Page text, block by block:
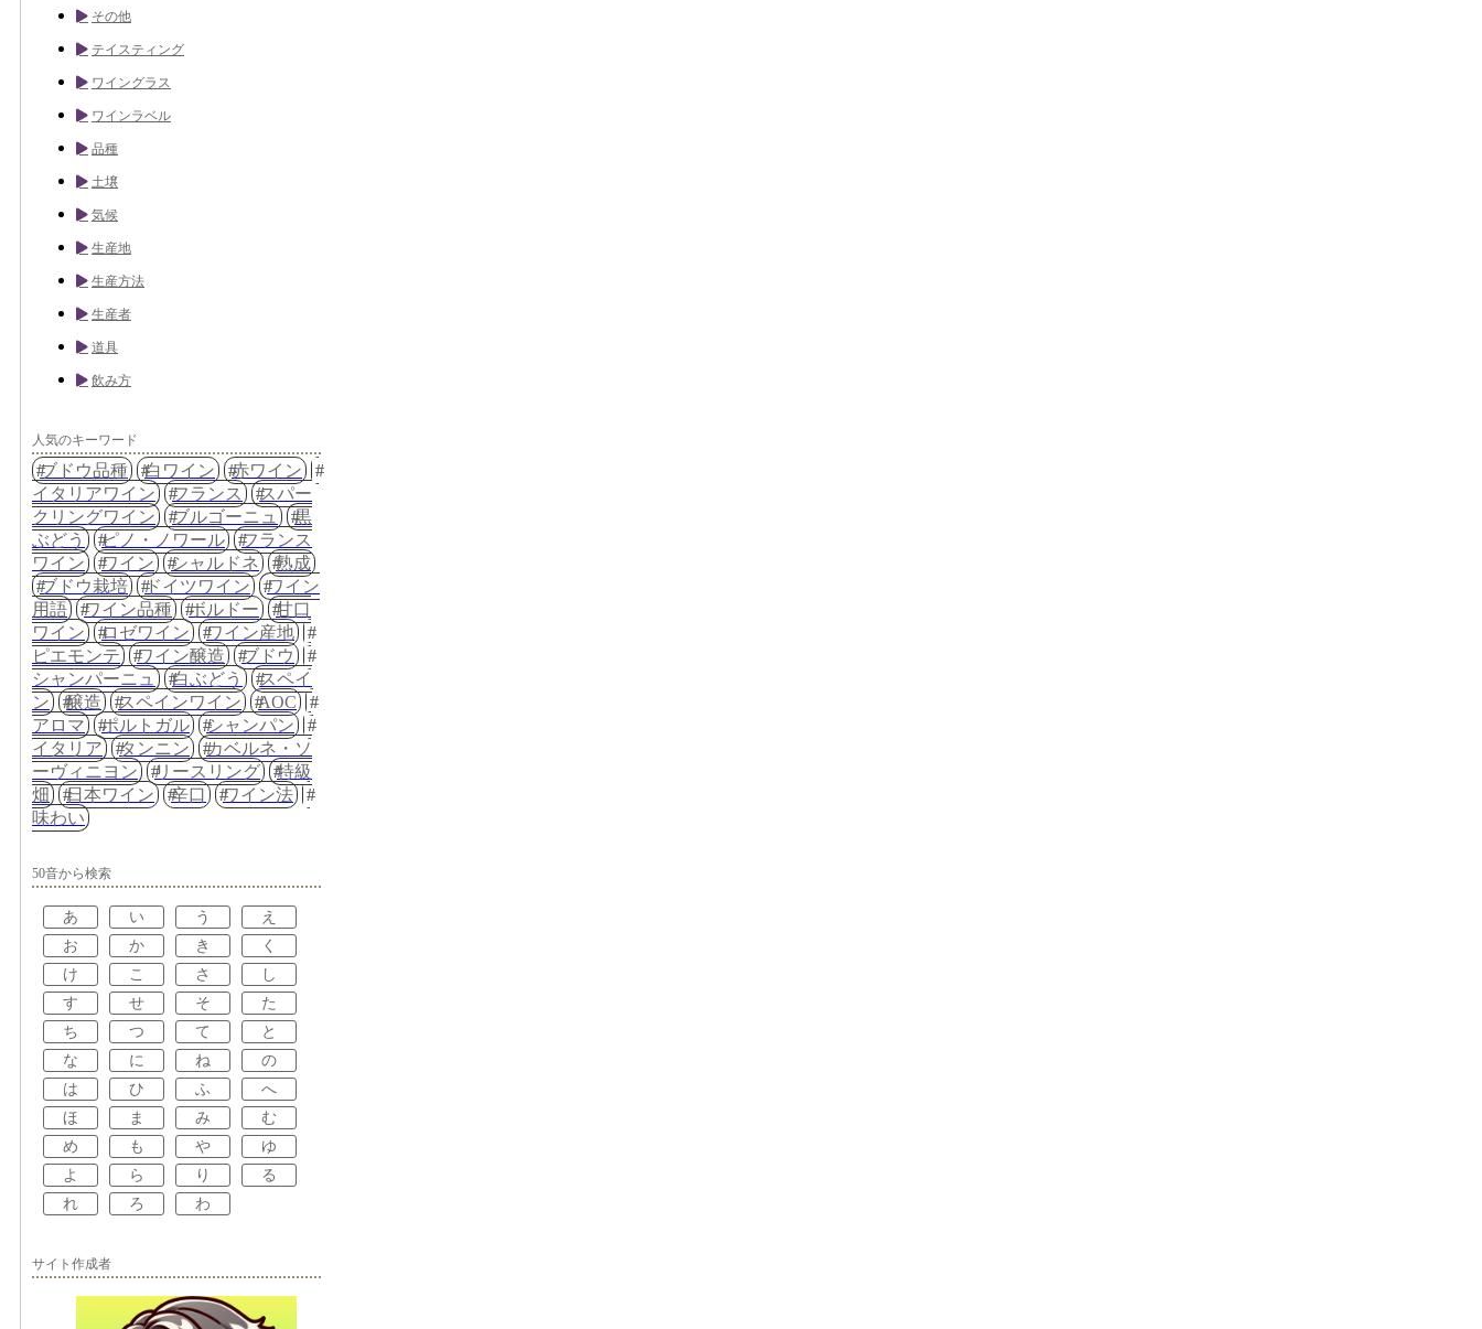
その他
テイスティング
ワイングラス
ワインラベル
品種
土壌
気候
生産地
生産方法
生産者
道具
飲み方
人気のキーワード
ブドウ品種 白ワイン
赤ワイン
イタリアワイン
フランス
スパー
クリングワイン
ブルゴーニュ
黒
ぶどう
ピノ・ノワール
フランス
ワイン
ワイン シャルドネ
熟成
ブドウ栽培
ドイツワイン
ワイン
用語
ワイン品種 ボルドー
甘口
ワイン
ロゼワイン
ワイン産地
ピエモンテ
ワイン醸造
ブドウ
シャンパーニュ
白ぶどう
スペイ
ン
醸造 スペインワイン
AOC
アロマ
ポルトガル
シャンパン
イタリア
タンニン
カベルネ・ソ
ーヴィニヨン
リースリング
特級
畑
日本ワイン 辛口
ワイン法
味わい
50音から検索
あ い う
え
お
か き
く
け
こ さ
し
す
せ そ
た
ち
つ て
と
な
に ね
の
は
ひ ふ
へ
ほ
ま み
む
め
も や
ゆ
よ
ら り
る
れ
ろ わ
サイト作成者